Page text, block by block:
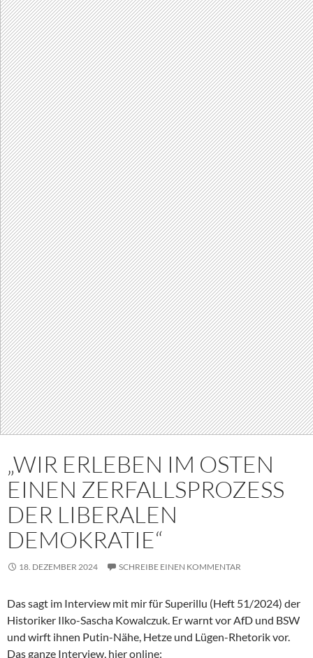
„WIR ERLEBEN IM OSTEN
EINEN ZERFALLSPROZESS
DER LIBERALEN
DEMOKRATIE“
18. DEZEMBER 2024 SCHREIBE EINEN KOMMENTAR
Das sagt im Interview mit mir für Superillu (Heft 51/2024) der
Historiker Ilko-Sascha Kowalczuk. Er warnt vor AfD und BSW
und wirft ihnen Putin-Nähe, Hetze und Lügen-Rhetorik vor.
Das ganze Interview, hier online: